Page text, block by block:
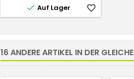
 Auf Lager favorite_border
16 ANDERE ARTIKEL IN DER